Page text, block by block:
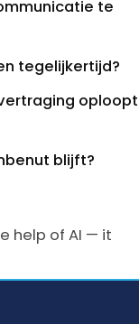
te
tegelijkertijd?
oploopt
blijft?
help of AI — it